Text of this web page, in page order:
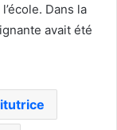
Dans la
avait été